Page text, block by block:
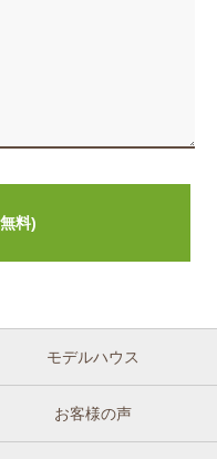
モデルハウス
お客様の声